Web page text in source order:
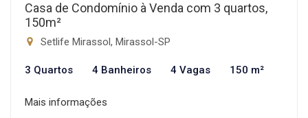
Casa de Condomínio à Venda com 3 quartos,
150m²
Setlife Mirassol, Mirassol-SP
3 Quartos 4 Banheiros 4 Vagas 150 m²
Mais informações